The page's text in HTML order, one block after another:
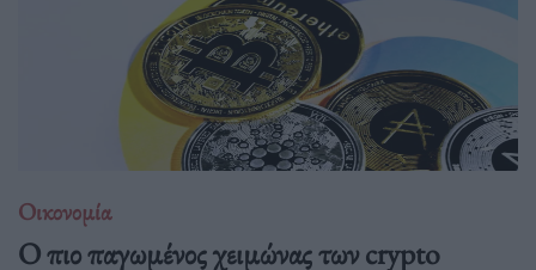
Οικονομία
Ο πιο παγωμένος χειμώνας των crypto